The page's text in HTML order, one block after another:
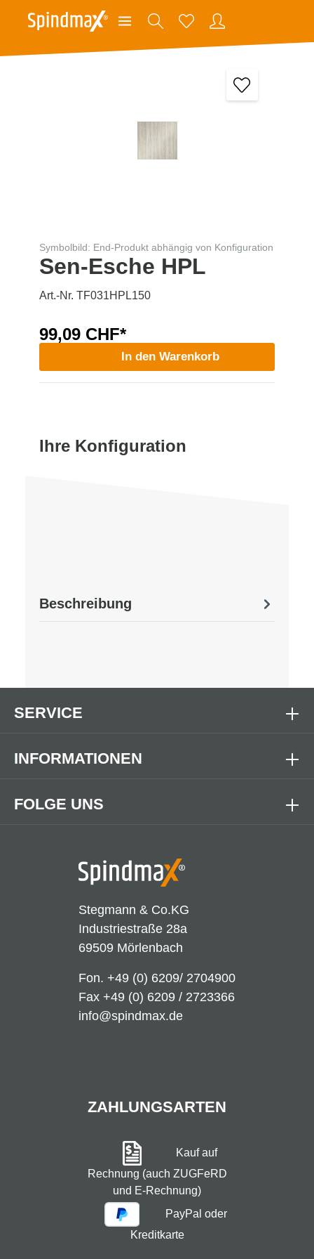
Symbolbild: End-Produkt abhängig von Konfiguration
Sen-Esche HPL
Art.-Nr. TF031HPL150
99,09 CHF*
In den Warenkorb
Ihre Konfiguration
Beschreibung
Stegmann & Co.KG
Industriestraße 28a
69509 Mörlenbach
Fon. +49 (0) 6209/ 2704900
Fax +49 (0) 6209 / 2723366
info@spindmax.de
FOLGE UNS
SERVICE
INFORMATIONEN
ZAHLUNGSARTEN
Kauf auf
Rechnung (auch ZUGFeRD
und E-Rechnung)
PayPal oder
Kreditkarte